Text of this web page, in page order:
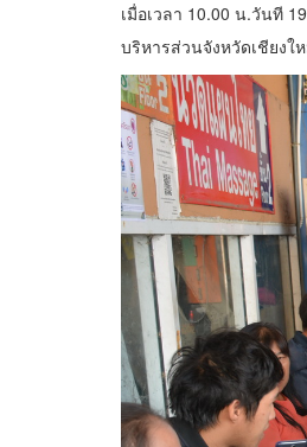
เมื่อเวลา 10.00 น.วันที
บริหารส่วนจังหวัดเชียงใ